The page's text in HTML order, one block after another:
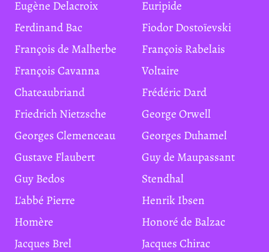
Eugène Delacroix
Euripide
Ferdinand Bac
Fiodor Dostoïevski
François de Malherbe
François Rabelais
François Cavanna
Voltaire
Chateaubriand
Frédéric Dard
Friedrich Nietzsche
George Orwell
Georges Clemenceau
Georges Duhamel
Gustave Flaubert
Guy de Maupassant
Guy Bedos
Stendhal
L'abbé Pierre
Henrik Ibsen
Homère
Honoré de Balzac
Jacques Brel
Jacques Chirac